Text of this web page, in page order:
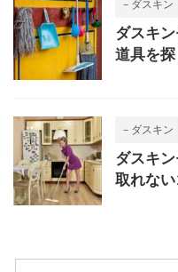
－ダスキン
ダスキ
道具を
－ダスキン
ダスキ
取れな